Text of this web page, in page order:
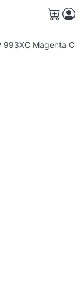
Giỏ
993XC Magenta